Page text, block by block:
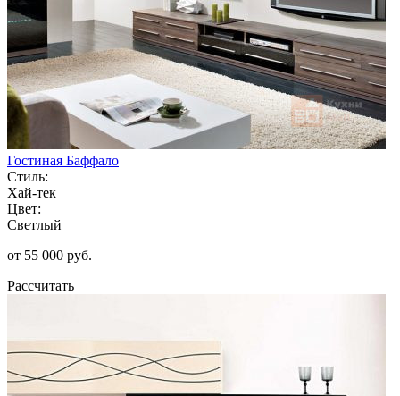
Гостиная Баффало
Стиль:
Хай-тек
Цвет:
Светлый
от 55 000 руб.
Рассчитать